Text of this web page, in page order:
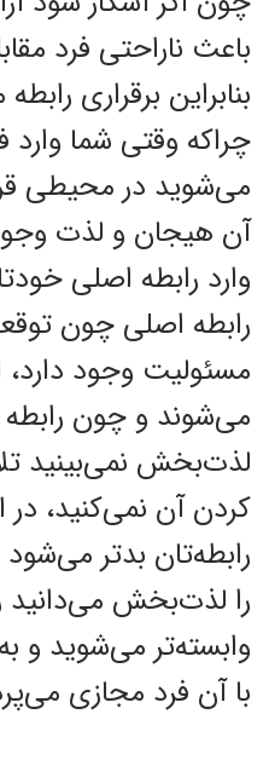
باعث ناراحتی فرد
بنابراین برقراری
چراکه وقتی شما
می‌شوید در محیطی
آن هیجان و لذت
وارد رابطه اصلی
رابطه اصلی چون
مسئولیت‌ وجود دارد،
می‌شوند و چون رابطه
لذت‌بخش نمی‌بینید
کردن آن نمی‌کنید، در
رابطه‌تان بدتر
را لذت‌بخش می‌دانید
وابسته‌تر می‌شوید و
با آن فرد مجازی